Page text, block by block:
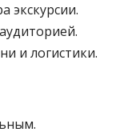
экскурсии.
и логистики.